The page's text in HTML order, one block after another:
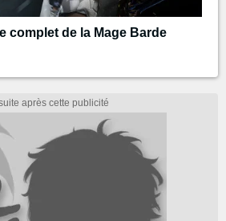
complet de la Mage Barde